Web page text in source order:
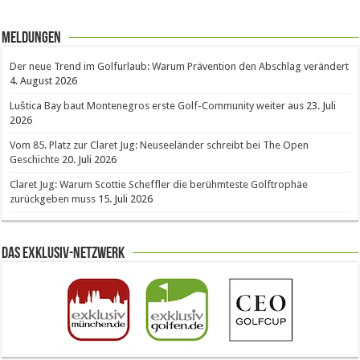
Meldungen
Der neue Trend im Golfurlaub: Warum Prävention den Abschlag verändert
4. August 2026
Luštica Bay baut Montenegros erste Golf-Community weiter aus 23. Juli
2026
Vom 85. Platz zur Claret Jug: Neuseeländer schreibt bei The Open
Geschichte 20. Juli 2026
Claret Jug: Warum Scottie Scheffler die berühmteste Golftrophäe
zurückgeben muss 15. Juli 2026
Das Exklusiv-Netzwerk